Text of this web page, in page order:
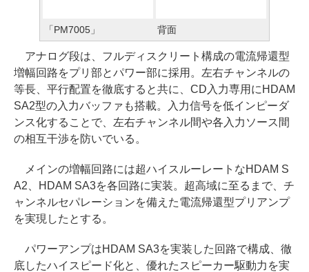
「PM7005」 背面
アナログ段は、フルディスクリート構成の電流帰還型
増幅回路をプリ部とパワー部に採用。左右チャンネルの
等長、平行配置を徹底すると共に、CD入力専用にHDAM
SA2型の入力バッファも搭載。入力信号を低インピーダ
ンス化することで、左右チャンネル間や各入力ソース間
の相互干渉を防いでいる。
メインの増幅回路には超ハイスルーレートなHDAM S
A2、HDAM SA3を各回路に実装。超高域に至るまで、チ
ャンネルセパレーションを備えた電流帰還型プリアンプ
を実現したとする。
パワーアンプはHDAM SA3を実装した回路で構成、徹
底したハイスピード化と、優れたスピーカー駆動力を実